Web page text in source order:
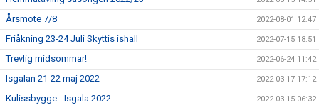
Årsmöte 7/8 2022-08-01 12:47
Friåkning 23-24 Juli Skyttis ishall 2022-07-15 18:51
Trevlig midsommar! 2022-06-24 11:42
Isgalan 21-22 maj 2022 2022-03-17 17:12
Kulissbygge - Isgala 2022 2022-03-15 06:32